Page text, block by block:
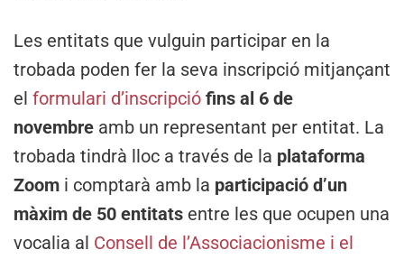
Les entitats que vulguin participar en la
trobada poden fer la seva inscripció mitjançant
el formulari d’inscripció fins al 6 de
novembre amb un representant per entitat. La
trobada tindrà lloc a través de la plataforma
Zoom i comptarà amb la participació d’un
màxim de 50 entitats entre les que ocupen una
vocalia al Consell de l’Associacionisme i el